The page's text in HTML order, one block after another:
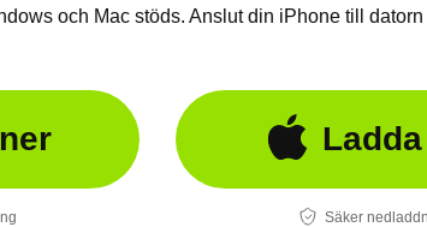
och Mac stöds. Anslut din iPhone till
Säker